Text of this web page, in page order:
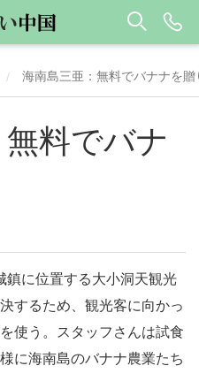
/ 海南島三亜：無料でバナナを贈
料でバナ
に位置する大小洞天観光
するため、観光客に向かっ
使う。スタッフさんは試食
に海南島のバナナ農業たち